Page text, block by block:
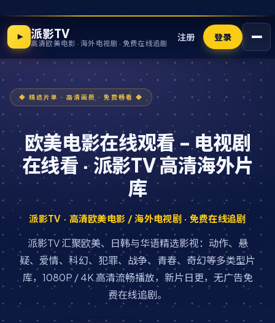
派影TV
高清欧美电影 · 海外电视剧 · 免费在线追剧
注册 登录
欧美电影在线观看 - 电视剧
在线看 · 派影TV 高清海外片
库
派影TV · 高清欧美电影 / 海外电视剧 · 免费在线追剧
派影TV 汇聚欧美、日韩与华语精选影视：动作、悬
疑、爱情、科幻、犯罪、战争、青春、奇幻等多类型片
库，1080P / 4K 高清流畅播放，新片日更，无广告免
费在线追剧。